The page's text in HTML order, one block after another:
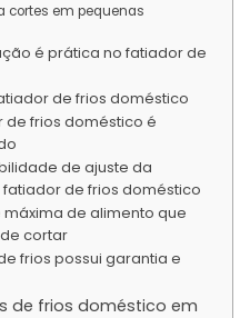
cortes em pequenas
é prática no fatiador de
de frios doméstico
frios doméstico é
de ajuste da
de frios doméstico
de alimento que
cortar
frios possui garantia e
de frios doméstico em